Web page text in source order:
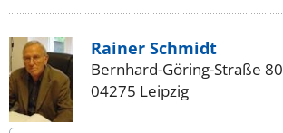
Rainer Schmidt
Bernhard-Göring-Straße 80
04275 Leipzig